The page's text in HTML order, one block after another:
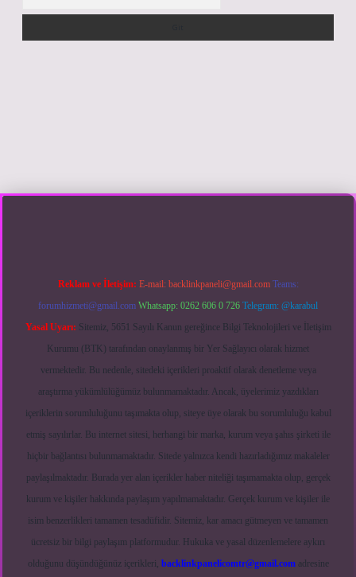
yaphttps://betexpergir.net/
Reklam ve İletişim: E-mail: backlinkpaneli@gmail.com Teams:
forumhizmeti@gmail.com Whatsapp: 0262 606 0 726 Telegram: @karabul
Yasal Uyarı: Sitemiz, 5651 Sayılı Kanun gereğince Bilgi Teknolojileri ve İletişim
Kurumu (BTK) tarafından onaylanmış bir Yer Sağlayıcı olarak hizmet
vermektedir. Bu nedenle, sitedeki içerikleri proaktif olarak denetleme veya
araştırma yükümlülüğümüz bulunmamaktadır. Ancak, üyelerimiz yazdıkları
içeriklerin sorumluluğunu taşımakta olup, siteye üye olarak bu sorumluluğu kabul
etmiş sayılırlar. Bu internet sitesi, herhangi bir marka, kurum veya şahıs şirketi ile
hiçbir bağlantısı bulunmamaktadır. Sitede yalnızca kendi hazırladığımız makaleler
paylaşılmaktadır. Burada yer alan içerikler haber niteliği taşımamakta olup, gerçek
kurum ve kişiler hakkında paylaşım yapılmamaktadır. Gerçek kurum ve kişiler ile
isim benzerlikleri tamamen tesadüfidir. Sitemiz, kar amacı gütmeyen ve tamamen
ücretsiz bir bilgi paylaşım platformudur. Hukuka ve yasal düzenlemelere aykırı
olduğunu düşündüğünüz içerikleri, backlinkpanelicomtr@gmail.comadresine